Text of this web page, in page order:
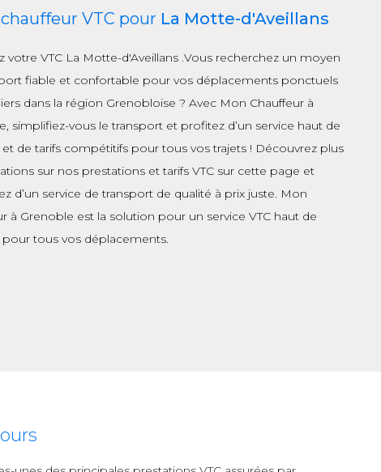
VTC pour La Motte-d'Aveillans
votre VTC La Motte-d'Aveillans .Vous recherchez un moyen
fiable et confortable pour vos déplacements ponctuels
dans la région Grenobloise ? Avec Mon Chauffeur à
simplifiez-vous le transport et profitez d’un service haut de
de tarifs compétitifs pour tous vos trajets ! Découvrez plus
sur nos prestations et tarifs VTC sur cette page et
d’un service de transport de qualité à prix juste. Mon
à Grenoble est la solution pour un service VTC haut de
tous vos déplacements.